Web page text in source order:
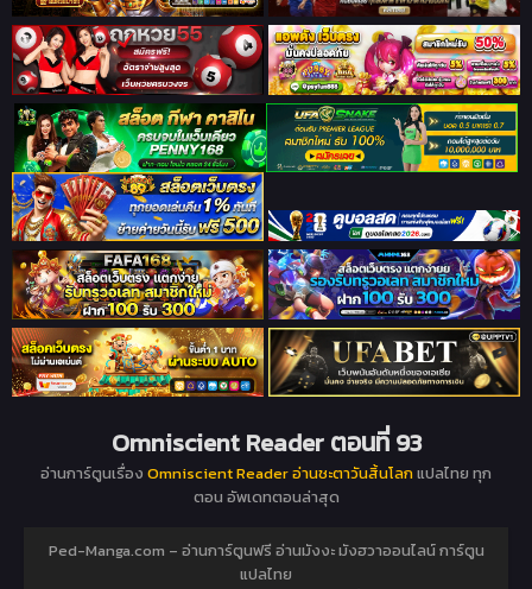
Omniscient Reader ตอนที่ 93
อ่านการ์ตูนเรื่อง Omniscient Reader อ่านชะตาวันสิ้นโลกแปลไทย ทุก
ตอน อัพเดทตอนล่าสุด
Ped-Manga.com – อ่านการ์ตูนฟรี อ่านมังงะ มังฮวาออนไลน์ การ์ตูน
แปลไทย